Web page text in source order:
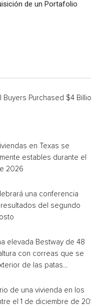
de un Portafolio
Buyers Purchased $4 Billion
en Texas se
estables durante el
2026
una conferencia
del segundo
elevada Bestway de 48
con correas que se
de las patas...
de una vivienda en los
el 1 de diciembre de